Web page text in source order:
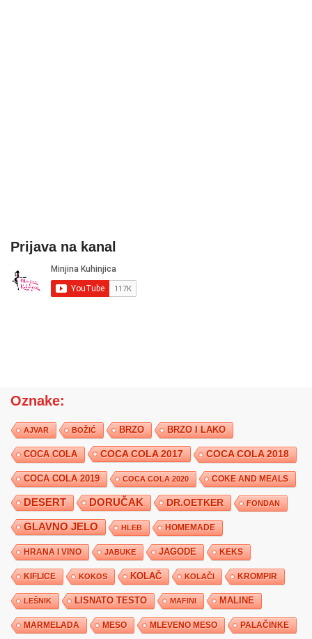
Prijava na kanal
Oznake:
AJVAR BOŽIĆ BRZO BRZO I LAKO
COCA COLA COCA COLA 2017 COCA COLA 2018
COCA COLA 2019 COCA COLA 2020 COKE AND MEALS
DESERT DORUČAK DR.OETKER FONDAN
GLAVNO JELO HLEB HOMEMADE
HRANA I VINO JABUKE JAGODE KEKS
KIFLICE KOKOS KOLAČ KOLAČI KROMPIR
LEŠNIK LISNATO TESTO MAFINI MALINE
MARMELADA MESO MLEVENO MESO PALAČINKE